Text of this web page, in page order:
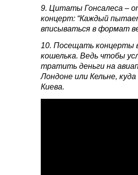
9. Цитаты Гонсалеса –
концерт: “Каждый
вписываться в формат
10. Посещать концерты
кошелька. Ведь чтобы
тратить деньги на
Лондоне или Кельне,
Киева.